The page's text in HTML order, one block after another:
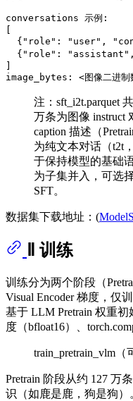
conversations 示例:
{"role": "user",
{"role": "assistant",
注：sft_i2t.parquet
万条为图像 instruct
caption 描述（
为纯文本对话（t2t
于保持模型的基础
为子集并入，可选
SFT。
数据集下载地址：(
Ⅱ 训练
训练分为两个阶段（
Visual Encoder 梯度，仅
基于 LLM Pretrain 权重
度（bfloat16）、
train_pretrain_vlm（
Pretrain 阶段从约 127 万
识（如鹿是鹿，狗是狗